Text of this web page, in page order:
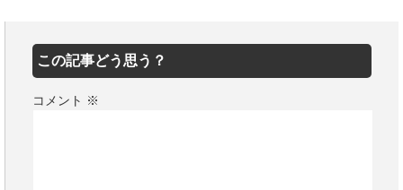
この記事どう思う？
コメント ※